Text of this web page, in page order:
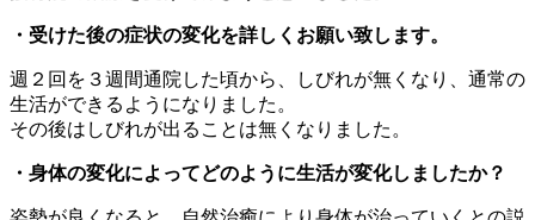
・受けた後の症状の変化を詳しくお願い致します。
週２回を３週間通院した頃から、しびれが無くなり、通常の
生活ができるようになりました。
その後はしびれが出ることは無くなりました。
・身体の変化によってどのように生活が変化しましたか？